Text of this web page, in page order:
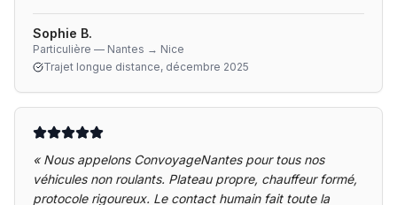
Sophie B.
Particulière — Nantes → Nice
Trajet longue distance, décembre 2025
« Nous appelons ConvoyageNantes pour tous nos
véhicules non roulants. Plateau propre, chauffeur formé,
protocole rigoureux. Le contact humain fait toute la